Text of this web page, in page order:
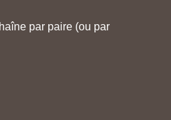
par paire (ou par